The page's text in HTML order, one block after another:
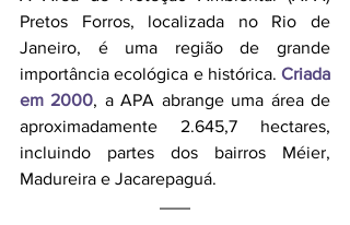
Pretos Forros, localizada no Rio de
Janeiro, é uma região de grande
importância ecológica e histórica. Criada
em 2000, a APA abrange uma área de
aproximadamente 2.645,7 hectares,
incluindo partes dos bairros Méier,
Madureira e Jacarepaguá.